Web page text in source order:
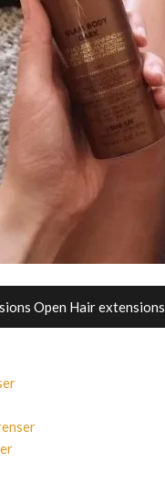
Open Hair extensions